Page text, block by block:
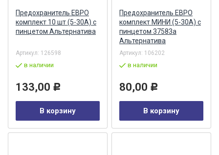
Предохранитель ЕВРО
комплект 10 шт (5-30А) с
пинцетом Альтернатива
Артикул: 126598
в наличии
133,00 Р
В корзину
Предохранитель ЕВРО
комплект МИНИ (5-30А) с
пинцетом 37583a
Альтернатива
Артикул: 106202
в наличии
80,00 Р
В корзину